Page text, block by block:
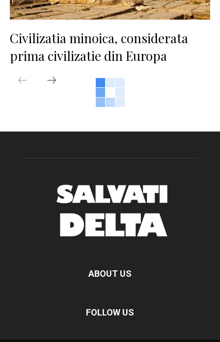
Civilizatia minoica, considerata
prima civilizatie din Europa
ABOUT US
FOLLOW US